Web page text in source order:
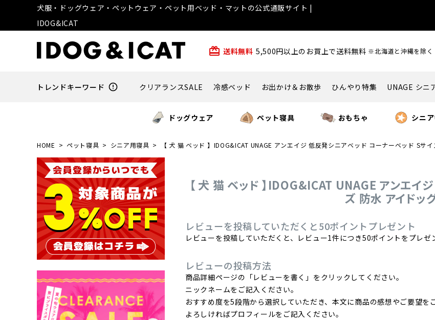
犬服・ドッグウェア・ペットウェア・ペット用ベッド・マットの公式通販サイト |
IDOG&ICAT
card_giftcard 送料無料 5,500円以上のお買上で送料無料 ※北海道と沖縄を除く
トレンドキーワード error_outline クリアランスSALE 冷感ベッド お出かけ＆お散歩 ひんやり特集 UNAGE シニ
ドッグウェア ペット寝具 おもちゃ シニ
HOME ペット寝具 シニア用寝具 【 犬 猫 ベッド 】IDOG&ICAT UNAGE アンエイジ 低反発シニアベッド コーナーベッド Sサ
【 犬 猫 ベッド 】IDOG&ICAT UNAGE アンエイ
ズ 防水 アイドッ
レビューを投稿していただくと50ポイントプレゼント
レビューを投稿していただくと、レビュー1件につき50ポイントをプレゼ
レビューの投稿方法
商品詳細ページの「レビューを書く」をクリックしてください。
ニックネームをご記入ください。
おすすめ度を5段階から選択していただき、本文に商品の感想やご要望を
よろしければプロフィールをご記入ください。